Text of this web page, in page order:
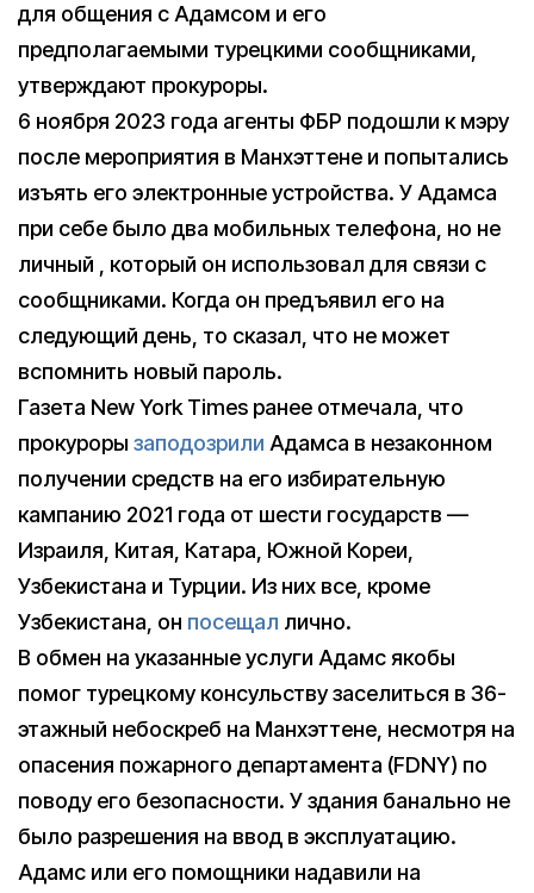
для общения с Адамсом и его
предполагаемыми турецкими сообщниками,
утверждают прокуроры.
6 ноября 2023 года агенты ФБР подошли к мэру
после мероприятия в Манхэттене и попытались
изъять его электронные устройства. У Адамса
при себе было два мобильных телефона, но не
личный , который он использовал для связи с
сообщниками. Когда он предъявил его на
следующий день, то сказал, что не может
вспомнить новый пароль.
Газета New York Times ранее отмечала, что
прокуроры заподозрили Адамса в незаконном
получении средств на его избирательную
кампанию 2021 года от шести государств —
Израиля, Китая, Катара, Южной Кореи,
Узбекистана и Турции. Из них все, кроме
Узбекистана, он посещал лично.
В обмен на указанные услуги Адамс якобы
помог турецкому консульству заселиться в 36-
этажный небоскреб на Манхэттене, несмотря на
опасения пожарного департамента (FDNY) по
поводу его безопасности. У здания банально не
было разрешения на ввод в эксплуатацию.
Адамс или его помощники надавили на